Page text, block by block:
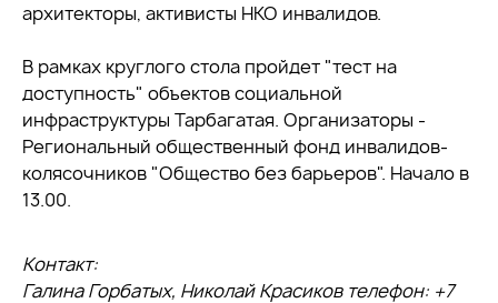
архитекторы, активисты НКО инвалидов.
В рамках круглого стола пройдет "тест на
доступность" объектов социальной
инфраструктуры Тарбагатая. Организаторы -
Региональный общественный фонд инвалидов-
колясочников "Общество без барьеров". Начало в
13.00.
Контакт:
Галина Горбатых, Николай Красиков телефон: +7